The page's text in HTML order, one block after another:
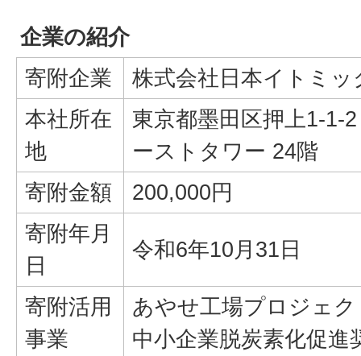
企業の紹介
寄附企業
株式会社日本イトミッ
本社所在
地
東京都墨田区押上1-1-
ーストタワー 24階
寄附金額
200,000円
寄附年月
日
令和6年10月31日
寄附活用
事業
あやせ工場プロジェ
中小企業脱炭素化促進